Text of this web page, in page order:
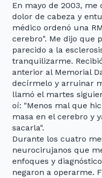
En mayo de 2003, me
dolor de cabeza y
médico ordenó una
cerebro". Me dijo que
parecido a la
tranquilizarme.
anterior al Memorial
decírmelo y arruinar
llamó el martes
oí: "Menos mal que
masa en el cerebro y
sacarla".
Durante los cuatro
neurocirujanos que
enfoques y
negaron a operarme.